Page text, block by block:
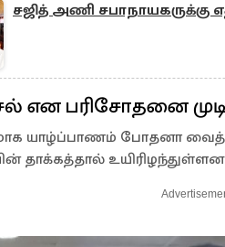
சஜித் அணி சபாநாயகருக்கு
என பரிசோதனை
யாழ்ப்பாணம் போதனா
தாக்கத்தால்